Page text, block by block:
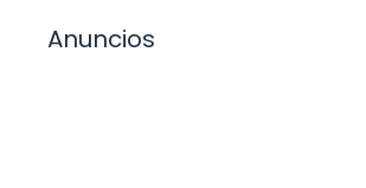
Anuncios